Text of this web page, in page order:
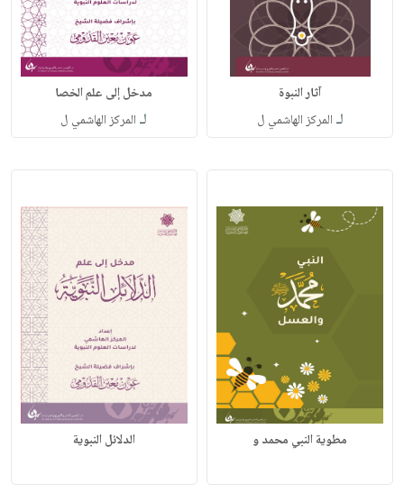
آثار النبوة
لـ المركز الهاشمي ل
مدخل إلى علم الخصا
لـ المركز الهاشمي ل
مطوية النبي محمد و الدلائل النبوية